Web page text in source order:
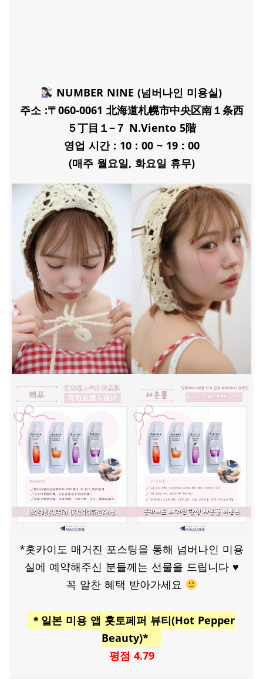
NUMBER NINE (넘버나인 미용실)
주소 :〒060-0061 北海道札幌市中央区南１条西
５丁目１−７ N.Viento 5階
영업 시간 : 10 : 00 ~ 19 : 00
(매주 월요일, 화요일 휴무)
*홋카이도 매거진 포스팅을 통해 넘버나인 미용
실에 예약해주신 분들께는 선물을 드립니다 ♥
꼭 알찬 혜택 받아가세요
＊일본 미용 앱 홋토페퍼 뷰티(Hot Pepper
Beauty)*
평점 4.79